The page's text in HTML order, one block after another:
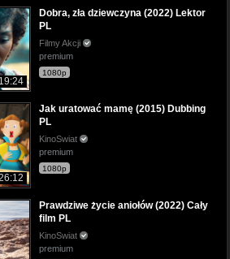
Dobra, zła dziewczyna (2022) Lektor
PL
Filmy Akcji
premium
1080p
Jak uratować mamę (2015) Dubbing
PL
KinoSwiat
premium
1080p
Prawdziwe życie aniołów (2022) Cały
film PL
KinoSwiat
premium